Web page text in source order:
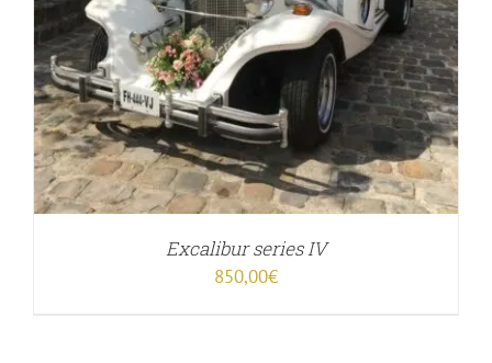
Excalibur series IV
850,00€